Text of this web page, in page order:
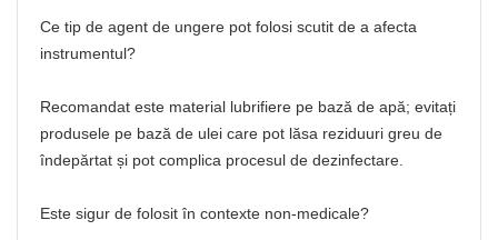
Ce tip de agent de ungere pot folosi scutit de a afecta
instrumentul?
Recomandat este material lubrifiere pe bază de apă; evitați
produsele pe bază de ulei care pot lăsa reziduuri greu de
îndepărtat și pot complica procesul de dezinfectare.
Este sigur de folosit în contexte non-medicale?